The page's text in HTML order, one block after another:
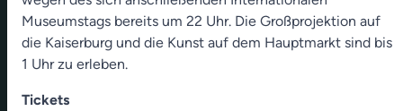
Museumstags bereits um 22 Uhr. Die Großprojektion auf
die Kaiserburg und die Kunst auf dem Hauptmarkt sind bis
1 Uhr zu erleben.
Tickets